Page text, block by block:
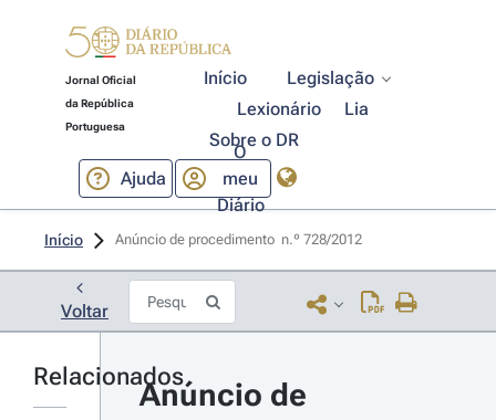
Jornal Oficial
da República
Portuguesa
Início
Legislação
Lexionário
Lia
Sobre o DR
Ajuda
O
meu
Diário
Início Anúncio de procedimento  n.º 728/2012
Voltar
Relacionados
Anúncio de